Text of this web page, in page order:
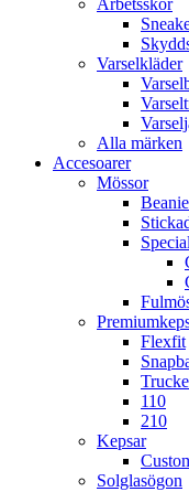
Arbetsskor
Varselkläder
Alla märken
Accesoarer
Mössor
Flexfit
110
210
Kepsar
Solglasögon